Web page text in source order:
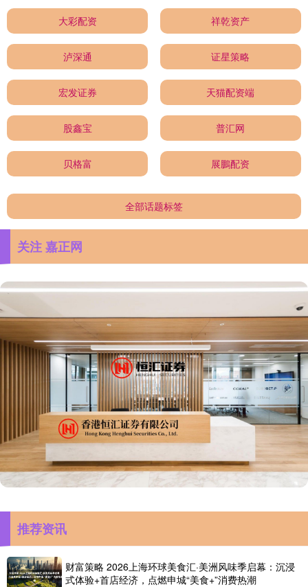
大彩配资 祥乾资产
泸深通 证星策略
宏发证券 天猫配资端
股鑫宝 普汇网
贝格富 展鵬配资
全部话题标签
关注 嘉正网
推荐资讯
财富策略 2026上海环球美食汇·美洲风味季启幕：沉浸
式体验+首店经济，点燃申城“美食+”消费热潮